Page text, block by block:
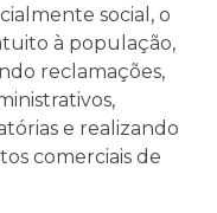
social, o
à população,
reclamações,
e realizando
comerciais de